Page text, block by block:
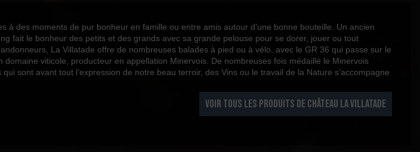
Syrah
Fruité
Rosé
à des moments de pur bonheur en famille ou entre amis autour d’une bonne bouteille. Un ancien
fait le bonheur des petits et des grands avec sa grande pelouse pour se dorer, jouer ou tout
La Villatade offre de nombreuses balades à pied ou à vélo, avec le GR 36 qui passe sur le
viticole, producteur en appellation Minervois. De nombreuses fois médaillé le Minervois
sont avant tout l’expression de notre beau terroir, des Vins ou le travail de la Nature s’accompagne
VOIR TOUS LES PRODUITS DE CHÂTEAU LA VILLATADE